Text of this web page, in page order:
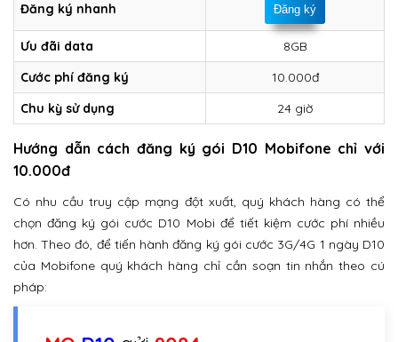
Đăng ký nhanh Đăng ký
Ưu đãi data
8GB
Cước phí đăng ký
10.000đ
Chu kỳ sử dụng
24 giờ
Hướng dẫn cách đăng ký gói D10 Mobifone chỉ với
10.000đ
Có nhu cầu truy cập mạng đột xuất, quý khách hàng có thể
chọn đăng ký gói cước D10 Mobi để tiết kiệm cước phí nhiều
hơn. Theo đó, để tiến hành đăng ký gói cước 3G/4G 1 ngày D10
của Mobifone quý khách hàng chỉ cần soạn tin nhắn theo cú
pháp: